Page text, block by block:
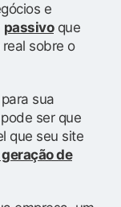
e
passivoque
sobre o
sua
ser que
que seu site
de